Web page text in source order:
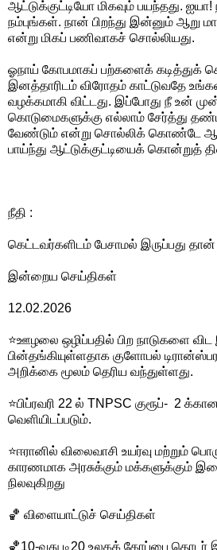
ஆட்டுக்குட்டியோ மிகவும் பயந்தது.
நம்புங்கள். நான் பிறந்து இன்னும் ஆறு
என்று மிகப் பணிவாகச் சொல்லியது.
ஓநாய் கோபமாகப் பற்களைக் கடித்துக்
இனத்தாரிடம் விரோதம் காட்டுவதே
வழக்கமாகி விட்டது. இப்போது நீ உன்
கொடுமைகளுக்கு எல்லாம் சேர்த்து
வேண்டும் என்று சொல்லிக் கொண்டே
பாய்ந்து ஆட்டுக்குட்டியைக் கொன்றுத்
நீதி :
கெட்டவர்களிடம் பேசாமல் இருப்பது தான்
இன்றைய செய்திகள்
12.02.2026
⭐ஊழலை ஒழிப்பதில் பிற நாடுகளை விட
பின்தங்கியுள்ளதாக குளோபல்
அறிக்கை மூலம் தெரிய வந்துள்ளது.
⭐பிப்ரவரி 22 ல் TNPSC குரூப்- 2
வெளியிடப்படும்.
⭐ஈரானில் விலைவாசி உயர்வு மற்றும்
காரணமாக அரசுக்கும் மக்களுக்கும்
நிலவுகிறது
🏀 விளையாட்டுச் செய்திகள்
🏀10-வது டி20 உலகக் கோப்பை தொடர்